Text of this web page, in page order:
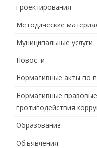
проектирования
Методические
Муниципальные услуги
Новости
Нормативные акты по
Нормативные
противодействия
Образование
Объявления